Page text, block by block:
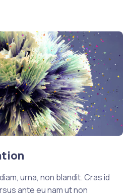
urna, non blandit. Cras id
ante eu nam ut non